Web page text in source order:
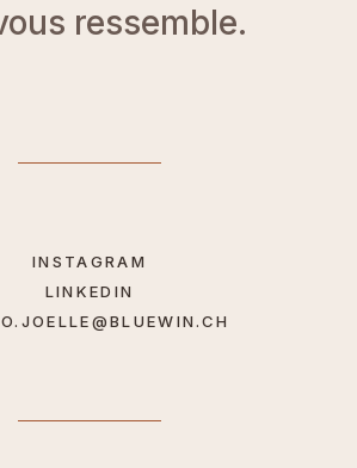
ressemble.
INSTAGRAM
LINKEDIN